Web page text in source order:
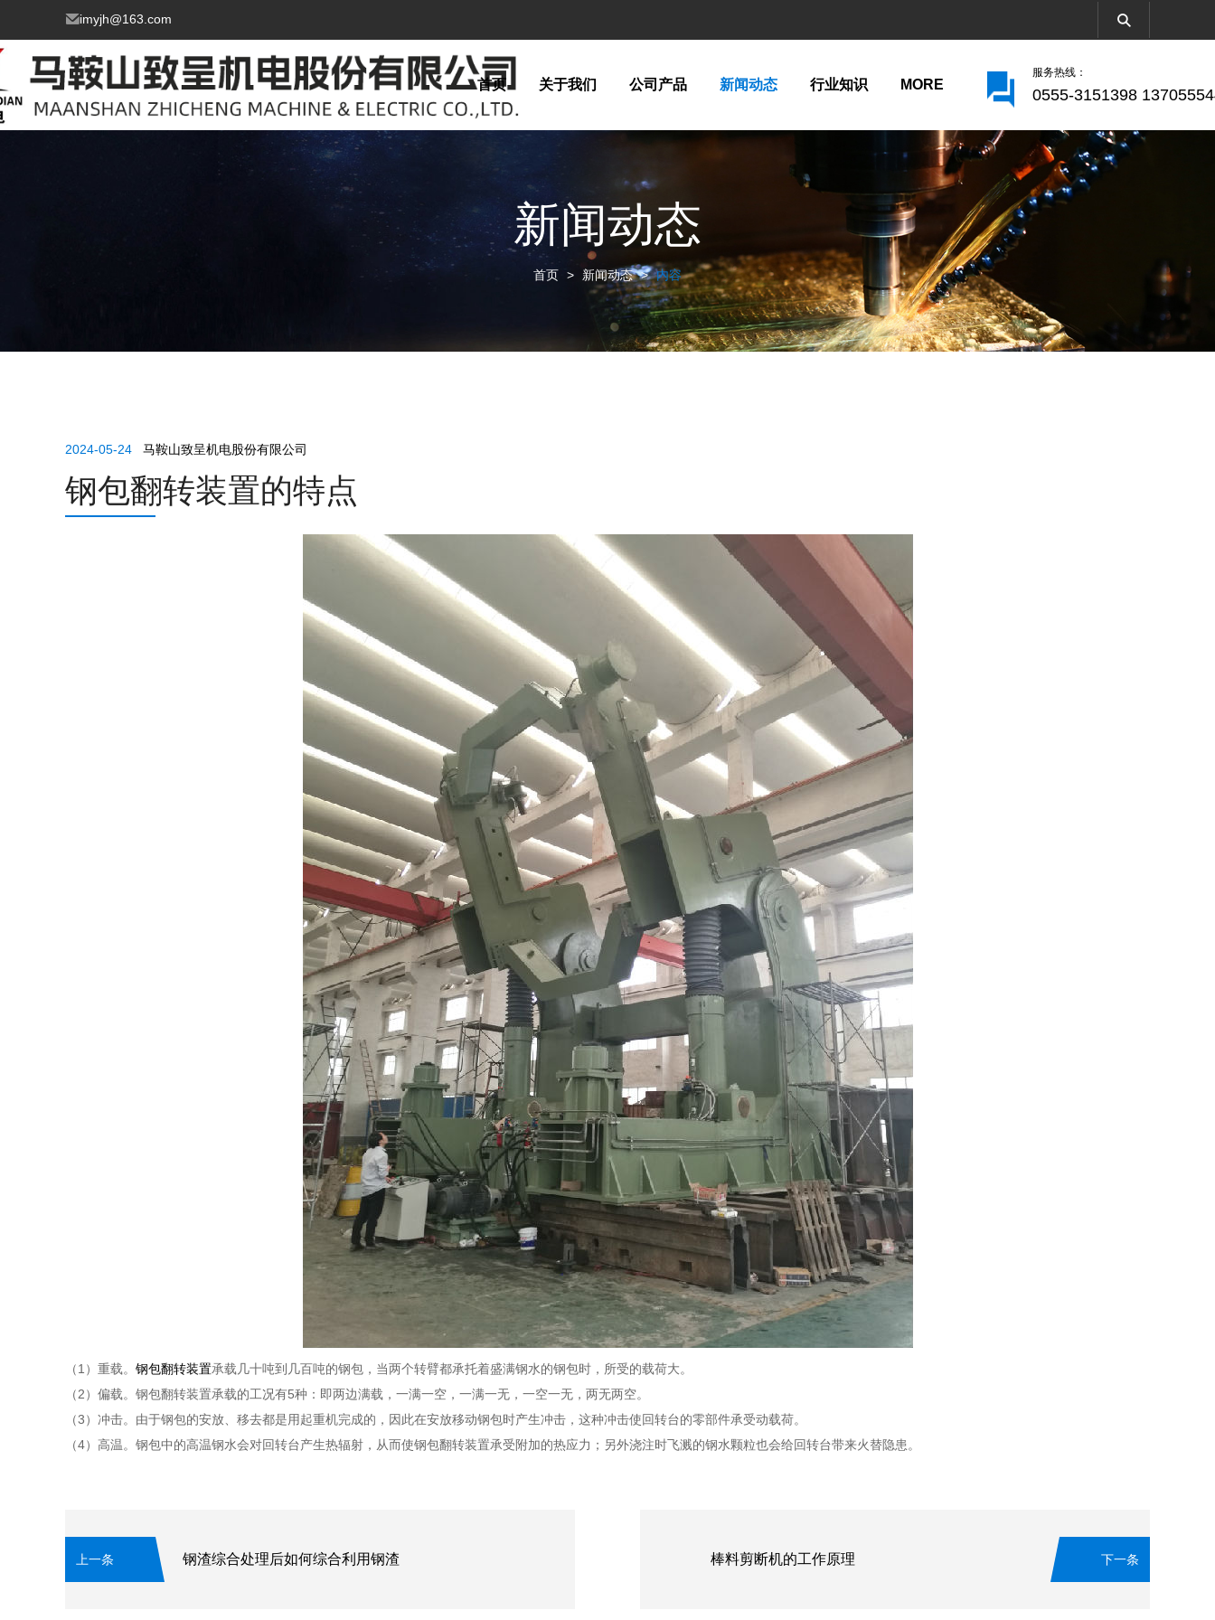
imyjh@163.com
首页 关于我们 公司产品 新闻动态 行业知识 MORE
服务热线：
0555-3151398
新闻动态
首页 > 新闻动态 > 内容
2024-05-24 马鞍山致呈机电股份有限公司
钢包翻转装置的特点
（1）重载。 钢包翻转装置承载几十吨到几百吨的钢包，当两个转臂都承托着盛满钢水的钢包时，所受的载荷大。
（2）偏载。钢包翻转装置承载的工况有5种：即两边满载，一满一空，一满一无，一空一无，两无两空。
（3）冲击。由于钢包的安放、移去都是用起重机完成的，因此在安放移动钢包时产生冲击，这种冲击使回转台的零部件承受动载荷。
（4）高温。钢包中的高温钢水会对回转台产生热辐射，从而使钢包翻转装置承受附加的热应力；另外浇注时飞溅的钢水颗粒也会给回转台带来火替隐患。
上一条 钢渣综合处理后如何综合利用钢渣 棒料剪断机的工作原理 下一条